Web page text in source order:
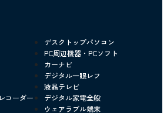
デスクトップパソコン
PC周辺機器・PCソフト
カーナビ
デジタル一眼レフ
液晶テレビ
コーダー
デジタル家電全般
ウェアラブル端末